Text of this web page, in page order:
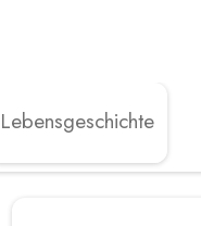
Lebensgeschichte